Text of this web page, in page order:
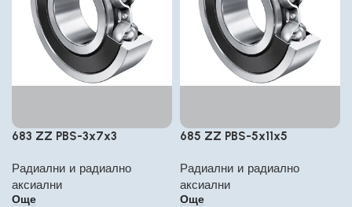
683 ZZ PBS-3x7x3
Радиални и радиално
аксиални
Още
685 ZZ PBS-5x11x5
Радиални и радиално
аксиални
Още